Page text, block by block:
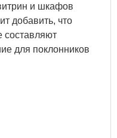
и шкафов
добавить, что
для поклонников